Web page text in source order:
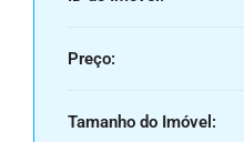
Preço:
Tamanho do Imóvel: